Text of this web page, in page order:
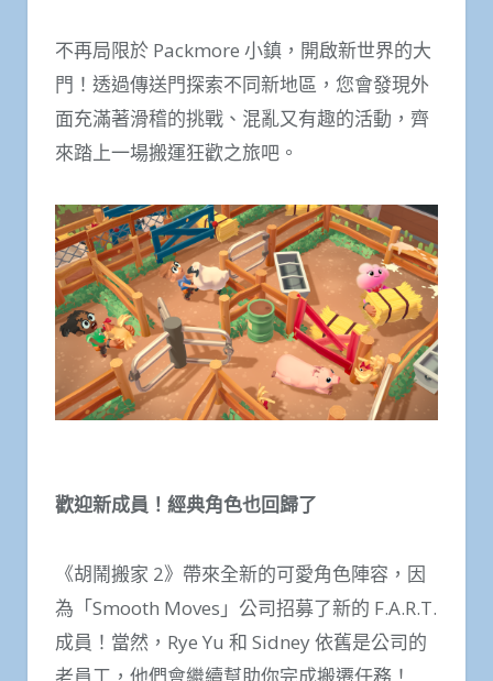
不再局限於 Packmore 小鎮，開啟新世界的大
門！透過傳送門探索不同新地區，您會發現外
面充滿著滑稽的挑戰、混亂又有趣的活動，齊
來踏上一場搬運狂歡之旅吧。
歡迎新成員！經典角色也回歸了
《胡鬧搬家 2》帶來全新的可愛角色陣容，因
為「Smooth Moves」公司招募了新的 F.A.R.T.
成員！當然，Rye Yu 和 Sidney 依舊是公司的
老員工，他們會繼續幫助你完成搬遷任務！